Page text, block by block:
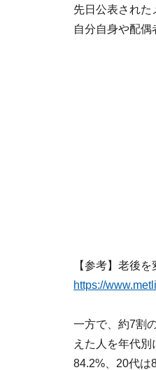
先日公表された
自分自身や配偶
【参考】老後
https://
一方で、約7割
えた人を年代
84.2%、20代は